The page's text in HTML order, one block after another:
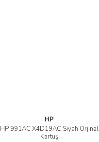
HP
HP 991AC X4D19AC Siyah Orjinal
Kartuş
İncele